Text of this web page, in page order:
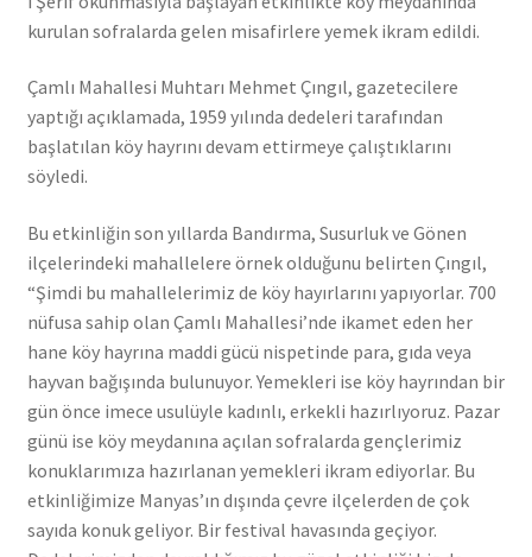
kurulan sofralarda gelen misafirlere yemek ikram edildi.
Çamlı Mahallesi Muhtarı Mehmet Çıngıl, gazetecilere
yaptığı açıklamada, 1959 yılında dedeleri tarafından
başlatılan köy hayrını devam ettirmeye çalıştıklarını
söyledi.
Bu etkinliğin son yıllarda Bandırma, Susurluk ve Gönen
ilçelerindeki mahallelere örnek olduğunu belirten Çıngıl,
“Şimdi bu mahallelerimiz de köy hayırlarını yapıyorlar. 700
nüfusa sahip olan Çamlı Mahallesi’nde ikamet eden her
hane köy hayrına maddi gücü nispetinde para, gıda veya
hayvan bağışında bulunuyor. Yemekleri ise köy hayrından bir
gün önce imece usulüyle kadınlı, erkekli hazırlıyoruz. Pazar
günü ise köy meydanına açılan sofralarda gençlerimiz
konuklarımıza hazırlanan yemekleri ikram ediyorlar. Bu
etkinliğimize Manyas’ın dışında çevre ilçelerden de çok
sayıda konuk geliyor. Bir festival havasında geçiyor.